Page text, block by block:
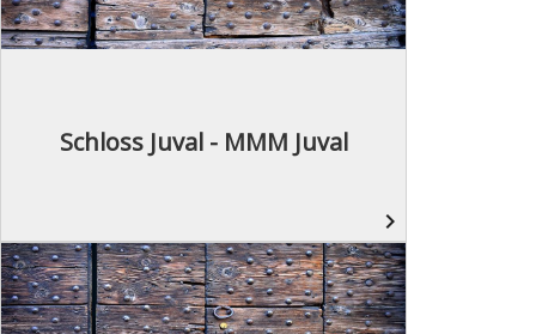
Schloss Juval - MMM Juval
navigate_next